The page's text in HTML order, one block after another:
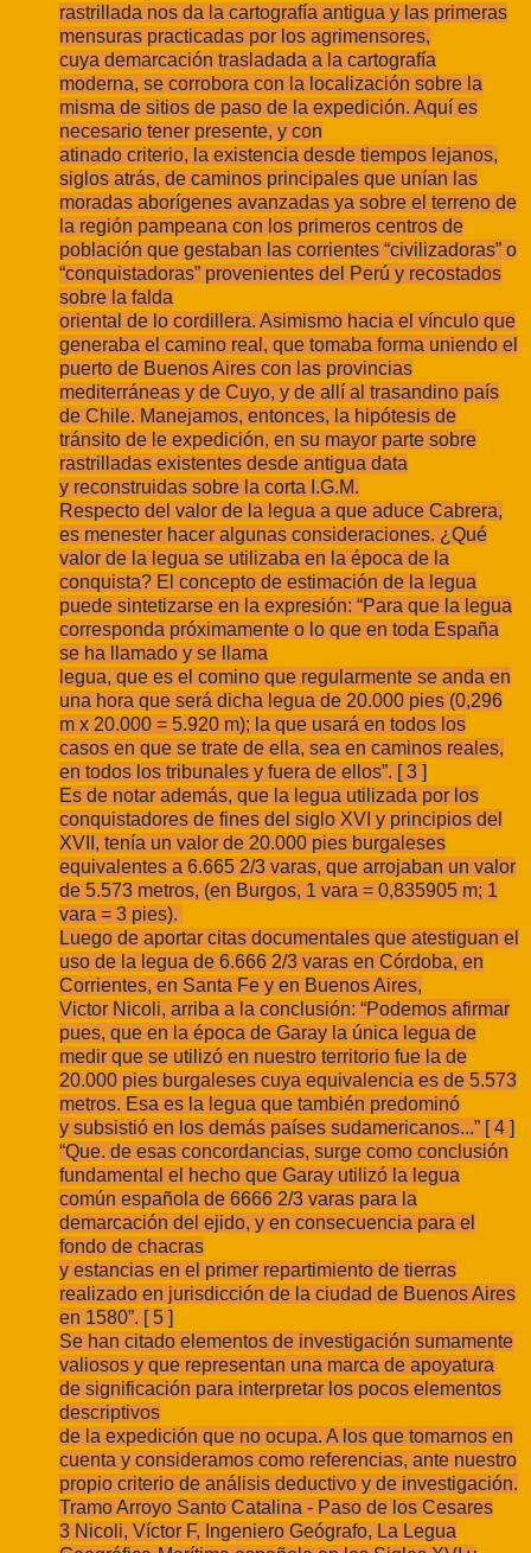
rastrillada nos da la cartografía antigua y las primeras
mensuras practicadas por los agrimensores,
cuya demarcación trasladada a la cartografía
moderna, se corrobora con la localización sobre la
misma de sitios de paso de la expedición. Aquí es
necesario tener presente, y con
atinado criterio, la existencia desde tiempos lejanos,
siglos atrás, de caminos principales que unían las
moradas aborígenes avanzadas ya sobre el terreno de
la región pampeana con los primeros centros de
población que gestaban las corrientes “civilizadoras” o
“conquistadoras” provenientes del Perú y recostados
sobre la falda
oriental de lo cordillera. Asimismo hacia el vínculo que
generaba el camino real, que tomaba forma uniendo el
puerto de Buenos Aires con las provincias
mediterráneas y de Cuyo, y de allí al trasandino país
de Chile. Manejamos, entonces, la hipótesis de
tránsito de le expedición, en su mayor parte sobre
rastrilladas existentes desde antigua data
y reconstruidas sobre la corta I.G.M.
Respecto del valor de la legua a que aduce Cabrera,
es menester hacer algunas consideraciones. ¿Qué
valor de la legua se utilizaba en la época de la
conquista? El concepto de estimación de la legua
puede sintetizarse en la expresión: “Para que la legua
corresponda próximamente o lo que en toda España
se ha llamado y se llama
legua, que es el comino que regularmente se anda en
una hora que será dicha legua de 20.000 pies (0,296
m x 20.000 = 5.920 m); la que usará en todos los
casos en que se trate de ella, sea en caminos reales,
en todos los tribunales y fuera de ellos”. [ 3 ]
Es de notar además, que la legua utilizada por los
conquistadores de fines del siglo XVI y principios del
XVII, tenía un valor de 20.000 pies burgaleses
equivalentes a 6.665 2/3 varas, que arrojaban un valor
de 5.573 metros, (en Burgos, 1 vara = 0,835905 m; 1
vara = 3 pies).
Luego de aportar citas documentales que atestiguan el
uso de la legua de 6.666 2/3 varas en Córdoba, en
Corrientes, en Santa Fe y en Buenos Aires,
Victor Nicoli, arriba a la conclusión: “Podemos afirmar
pues, que en la época de Garay la única legua de
medir que se utilizó en nuestro territorio fue la de
20.000 pies burgaleses cuya equivalencia es de 5.573
metros. Esa es la legua que también predominó
y subsistió en los demás países sudamericanos...” [ 4 ]
“Que. de esas concordancias, surge como conclusión
fundamental el hecho que Garay utilizó la legua
común española de 6666 2/3 varas para la
demarcación del ejido, y en consecuencia para el
fondo de chacras
y estancias en el primer repartimiento de tierras
realizado en jurisdicción de la ciudad de Buenos Aires
en 1580”. [ 5 ]
Se han citado elementos de investigación sumamente
valiosos y que representan una marca de apoyatura
de significación para interpretar los pocos elementos
descriptivos
de la expedición que no ocupa. A los que tomarnos en
cuenta y consideramos como referencias, ante nuestro
propio criterio de análisis deductivo y de investigación.
Tramo Arroyo Santo Catalina - Paso de los Cesares
3 Nicoli, Víctor F, Ingeniero Geógrafo, La Legua